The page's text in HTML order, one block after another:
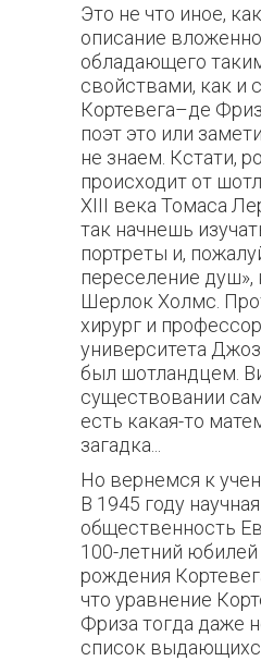
Это не что иное,
описание
обладающего
свойствами, как и
Кортевега–де
поэт это или
не знаем. Кстати,
происходит от
ХIII века Томаса
так начнешь
портреты и,
переселение душ»,
Шерлок Холмс.
хирург и
университета
был шотландцем.
существовании
есть какая-то
загадка...
Но вернемся к
В 1945 году научная
общественность
100-летний юбилей
рождения
что уравнение
Фриза тогда даже
список